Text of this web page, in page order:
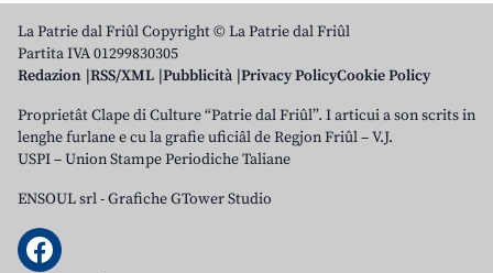
La Patrie dal Friûl Copyright © La Patrie dal Friûl
Partita IVA 01299830305
Redazion RSS/XML Pubblicità Privacy PolicyCookie Policy
Proprietât Clape di Culture “Patrie dal Friûl”. I articui a son scrits in
lenghe furlane e cu la grafie uficiâl de Regjon Friûl – V.J.
USPI – Union Stampe Periodiche Taliane
ENSOUL srl-Grafiche GTower Studio